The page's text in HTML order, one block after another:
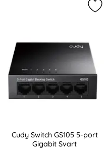
cudy Switch GS108 8-
Cudy Switch GS105 5-port
Gigabit Svart